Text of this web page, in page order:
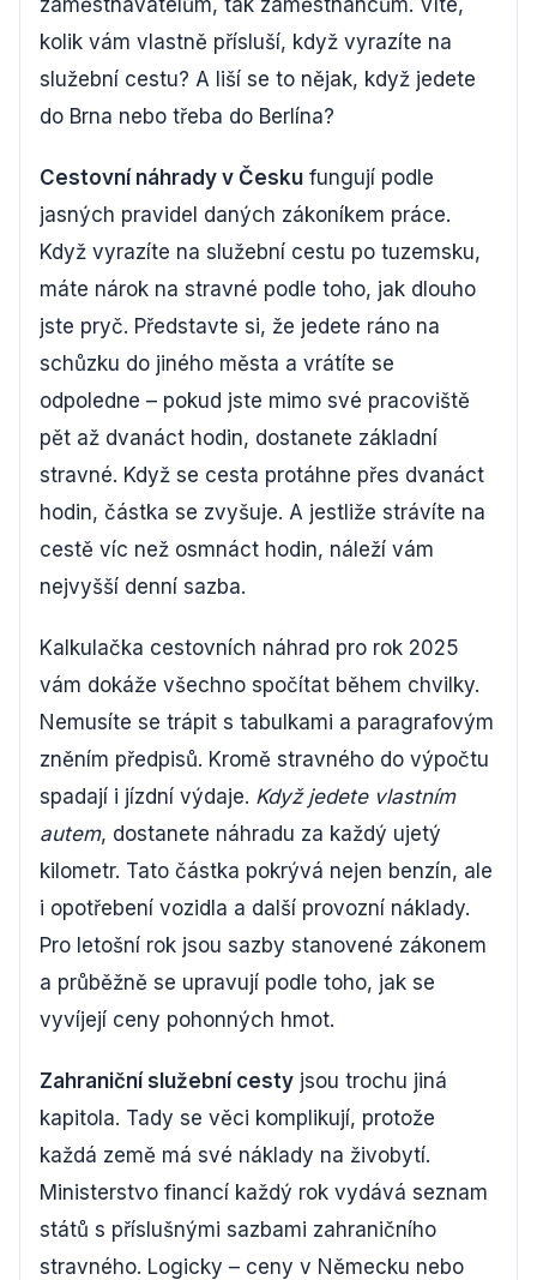
kolik vám vlastně přísluší, když vyrazíte na
služební cestu? A liší se to nějak, když jedete
do Brna nebo třeba do Berlína?
Cestovní náhrady v Česku fungují podle
jasných pravidel daných zákoníkem práce.
Když vyrazíte na služební cestu po tuzemsku,
máte nárok na stravné podle toho, jak dlouho
jste pryč. Představte si, že jedete ráno na
schůzku do jiného města a vrátíte se
odpoledne – pokud jste mimo své pracoviště
pět až dvanáct hodin, dostanete základní
stravné. Když se cesta protáhne přes dvanáct
hodin, částka se zvyšuje. A jestliže strávíte na
cestě víc než osmnáct hodin, náleží vám
nejvyšší denní sazba.
Kalkulačka cestovních náhrad pro rok 2025
vám dokáže všechno spočítat během chvilky.
Nemusíte se trápit s tabulkami a paragrafovým
zněním předpisů. Kromě stravného do výpočtu
spadají i jízdní výdaje. Když jedete vlastním
autem, dostanete náhradu za každý ujetý
kilometr. Tato částka pokrývá nejen benzín, ale
i opotřebení vozidla a další provozní náklady.
Pro letošní rok jsou sazby stanovené zákonem
a průběžně se upravují podle toho, jak se
vyvíjejí ceny pohonných hmot.
Zahraniční služební cesty jsou trochu jiná
kapitola. Tady se věci komplikují, protože
každá země má své náklady na živobytí.
Ministerstvo financí každý rok vydává seznam
států s příslušnými sazbami zahraničního
stravného. Logicky – ceny v Německu nebo